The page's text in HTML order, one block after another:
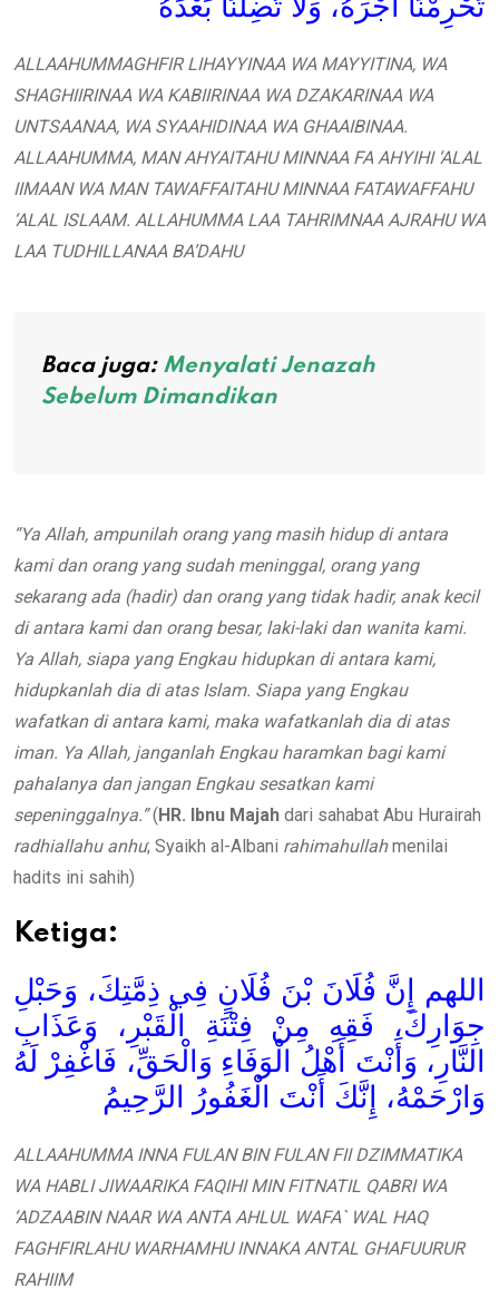
ALLAAHUMMAGHFIR LIHAYYINAA WA MAYYITINA, WA
SHAGHIIRINAA WA KABIIRINAA WA DZAKARINAA WA
UNTSAANAA, WA SYAAHIDINAA WA GHAAIBINAA.
ALLAAHUMMA, MAN AHYAITAHU MINNAA FA AHYIHI ‘ALAL
IIMAAN WA MAN TAWAFFAITAHU MINNAA FATAWAFFAHU
‘ALAL ISLAAM. ALLAHUMMA LAA TAHRIMNAA AJRAHU WA
LAA TUDHILLANAA BA’DAHU
Baca juga: Menyalati Jenazah
Sebelum Dimandikan
“Ya Allah, ampunilah orang yang masih hidup di antara
kami dan orang yang sudah meninggal, orang yang
sekarang ada (hadir) dan orang yang tidak hadir, anak kecil
di antara kami dan orang besar, laki-laki dan wanita kami.
Ya Allah, siapa yang Engkau hidupkan di antara kami,
hidupkanlah dia di atas Islam. Siapa yang Engkau
wafatkan di antara kami, maka wafatkanlah dia di atas
iman. Ya Allah, janganlah Engkau haramkan bagi kami
pahalanya dan jangan Engkau sesatkan kami
sepeninggalnya.”(HR. Ibnu Majah dari sahabat Abu Hurairah
radhiallahu anhu; Syaikh al-Albani rahimahullahmenilai
hadits ini sahih)
Ketiga:
اللهم إِنَّ فُلَانَ بْنَ فُلَانٍ فِي ذِمَّتِكَ، وَحَبْلِ
جِوَارِكَ، فَقِهِ مِنْ فِتْنَةِ الْقَبْرِ، وَعَذَابِ
النَّارِ، وَأَنْتَ أَهْلُ الْوَفَاءِ وَالْحَقِّ، فَاغْفِرْ لَهُ
وَارْحَمْهُ، إِنَّكَ أَنْتَ الْغَفُورُ الرَّحِيمُ
ALLAAHUMMA INNA FULAN BIN FULAN FII DZIMMATIKA
WA HABLI JIWAARIKA FAQIHI MIN FITNATIL QABRI WA
‘ADZAABIN NAAR WA ANTA AHLUL WAFA` WAL HAQ
FAGHFIRLAHU WARHAMHU INNAKA ANTAL GHAFUURUR
RAHIIM